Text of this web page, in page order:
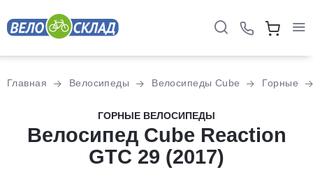
Главная Велосипеды Велосипеды Cube Горные
ГОРНЫЕ ВЕЛОСИПЕДЫ
Велосипед Cube Reaction
GTC 29 (2017)
Разбейте
оплатуна части
без переплат